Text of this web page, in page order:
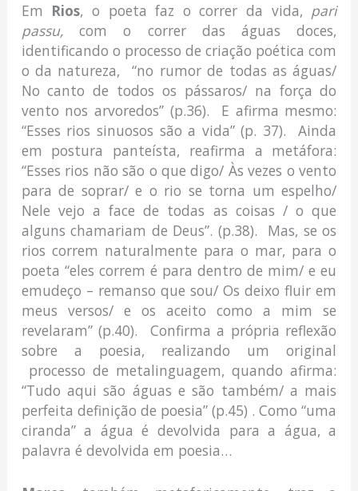
Em Rios, o poeta faz o correr da vida, pari
passu,com o correr das águas doces,
identificando o processo de criação poética com
o da natureza, “no rumor de todas as águas/
No canto de todos os pássaros/ na força do
vento nos arvoredos” (p.36). E afirma mesmo:
“Esses rios sinuosos são a vida” (p. 37). Ainda
em postura panteísta, reafirma a metáfora:
“Esses rios não são o que digo/ Às vezes o vento
para de soprar/ e o rio se torna um espelho/
Nele vejo a face de todas as coisas / o que
alguns chamariam de Deus”. (p.38). Mas, se os
rios correm naturalmente para o mar, para o
poeta “eles correm é para dentro de mim/ e eu
emudeço – remanso que sou/ Os deixo fluir em
meus versos/ e os aceito como a mim se
revelaram” (p.40). Confirma a própria reflexão
sobre a poesia, realizando um original
processo de metalinguagem, quando afirma:
“Tudo aqui são águas e são também/ a mais
perfeita definição de poesia” (p.45) . Como “uma
ciranda” a água é devolvida para a água, a
palavra é devolvida em poesia…